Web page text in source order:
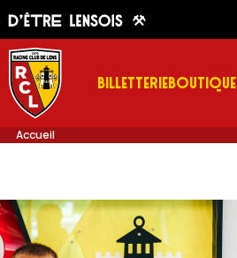
BILLETTERIEBOUTIQUE
Accueil